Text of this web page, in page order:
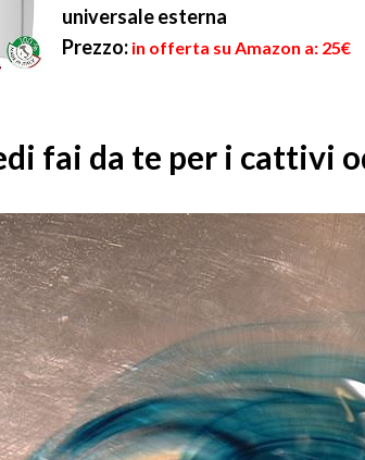
universale esterna
Prezzo: in offerta su Amazon a: 25€
fai da te per i cattivi